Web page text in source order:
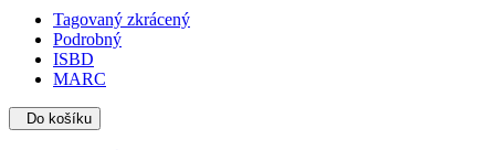
Tagovaný zkrácený
Podrobný
ISBD
MARC
Do košíku